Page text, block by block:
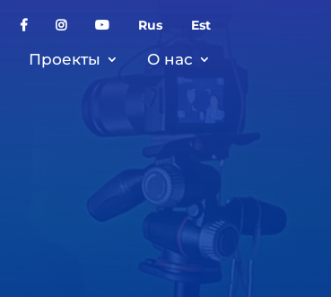
Rus Est
Проекты О нас